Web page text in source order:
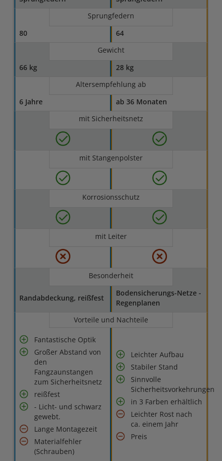
Sprungfedern
80
64
Gewicht
66 kg
28 kg
Altersempfehlung ab
6 Jahre
ab 36 Monaten
mit Sicherheitsnetz
mit Stangenpolster
Korrosionsschutz
mit Leiter
Besonderheit
Randabdeckung, reißfest
Bodensicherungs-Netze -
Regenplanen
Vorteile und Nachteile
Fantastische Optik
Großer Abstand von
den
Fangzaunstangen
zum Sicherheitsnetz
reißfest
- Licht- und schwarz
gewebt.
Lange Montagezeit
Materialfehler
(Schrauben)
Leichter Aufbau
Stabiler Stand
Sinnvolle
Sicherheitsvorkehrungen
in 3 Farben erhältlich
Leichter Rost nach
ca. einem Jahr
Preis